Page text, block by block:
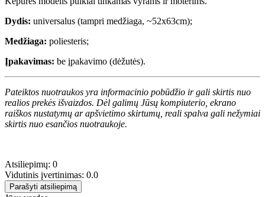
Dydis: universalus (tampri medžiaga, ~52x63cm);
Medžiaga: poliesteris;
Įpakavimas: be įpakavimo (dėžutės).
Pateiktos nuotraukos yra informacinio pobūdžio ir gali skirtis nuo
realios prekės išvaizdos. Dėl galimų Jūsų kompiuterio, ekrano
raiškos nustatymų ar apšvietimo skirtumų, reali spalva gali nežymiai
skirtis nuo esančios nuotraukoje.
Atsiliepimų: 0
Vidutinis įvertinimas: 0.0
Parašyti atsiliepimą